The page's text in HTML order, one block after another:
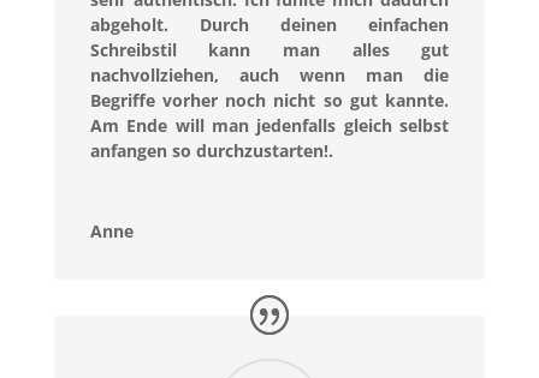
abgeholt. Durch deinen einfachen
Schreibstil kann man alles gut
nachvollziehen, auch wenn man die
Begriffe vorher noch nicht so gut kannte.
Am Ende will man jedenfalls gleich selbst
anfangen so durchzustarten!.
Anne